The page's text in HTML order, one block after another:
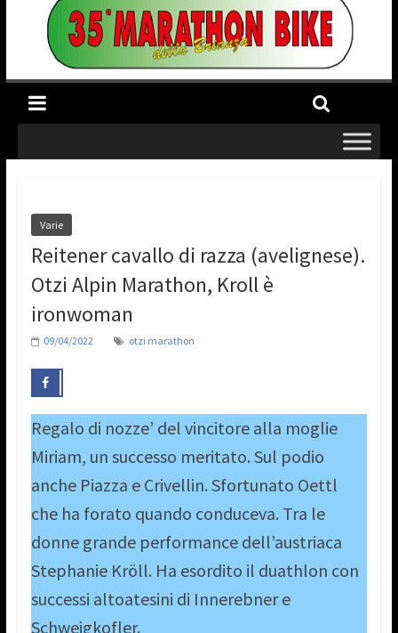
Varie
Reitener cavallo di razza (avelignese).
Otzi Alpin Marathon, Kroll è
ironwoman
09/04/2022 otzi marathon
Regalo di nozze’ del vincitore alla moglie
Miriam, un successo meritato. Sul podio
anche Piazza e Crivellin. Sfortunato Oettl
che ha forato quando conduceva. Tra le
donne grande performance dell’austriaca
Stephanie Kröll. Ha esordito il duathlon con
successi altoatesini di Innerebner e
Schweigkofler.